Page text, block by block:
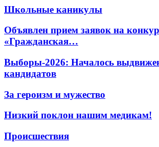
Школьные каникулы
Объявлен прием заявок на
«Гражданская…
Выборы-2026: Началось
кандидатов
За героизм и мужество
Низкий поклон нашим медикам!
Происшествия